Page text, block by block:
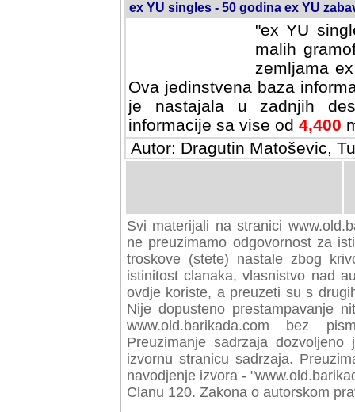
ex YU singles - 50 godina ex YU
"ex YU
malih
zemljama
Ova jedinstvena baza
je nastajala u zadnjih
informacije sa vise od 4,400
Autor: Dragutin Matoševic,
Svi materijali na stranici
preuzimamo odgovornost za
troskove (stete) nastale zbog
istinitost clanaka, vlasnistvo nad
ovdje koriste, a preuzeti su s
Nije dopusteno prestampavanje
www.old.barikada.com bez
Preuzimanje sadrzaja
izvornu stranicu sadrzaja.
navodjenje izvora -
Clanu 120. Zakona o autorskom